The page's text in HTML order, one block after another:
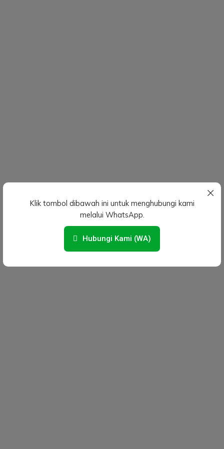
Klik tombol dibawah ini untuk menghubungi kami
melalui WhatsApp.
Hubungi Kami (WA)